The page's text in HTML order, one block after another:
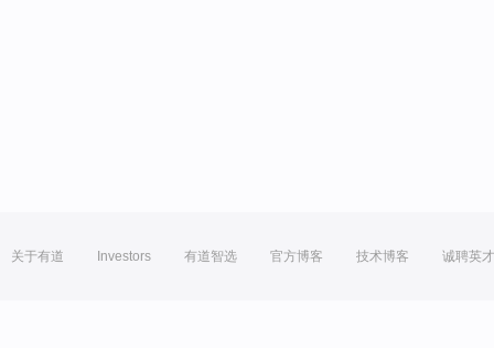
关于有道 Investors 有道智选 官方博客 技术博客 诚聘英才